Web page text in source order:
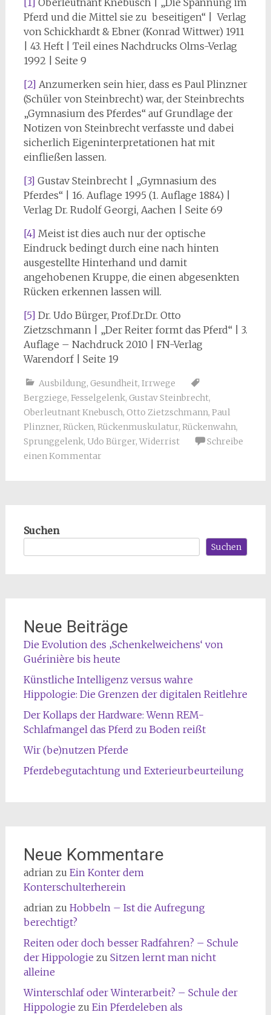
Pferd und die Mittel sie zu beseitigen“ | Verlag
von Schickhardt & Ebner (Konrad Wittwer) 1911
| 43. Heft | Teil eines Nachdrucks Olms-Verlag
1992 | Seite 9
[2] Anzumerken sein hier, dass es Paul Plinzner
(Schüler von Steinbrecht) war, der Steinbrechts
„Gymnasium des Pferdes“ auf Grundlage der
Notizen von Steinbrecht verfasste und dabei
sicherlich Eigeninterpretationen hat mit
einfließen lassen.
[3] Gustav Steinbrecht | „Gymnasium des
Pferdes“ | 16. Auflage 1995 (1. Auflage 1884) |
Verlag Dr. Rudolf Georgi, Aachen | Seite 69
[4] Meist ist dies auch nur der optische
Eindruck bedingt durch eine nach hinten
ausgestellte Hinterhand und damit
angehobenen Kruppe, die einen abgesenkten
Rücken erkennen lassen will.
[5] Dr. Udo Bürger, Prof.Dr.Dr. Otto
Zietzschmann | „Der Reiter formt das Pferd“ | 3.
Auflage – Nachdruck 2010 | FN-Verlag
Warendorf | Seite 19
Ausbildung, Gesundheit, Irrwege
Bergziege, Fesselgelenk, Gustav Steinbrecht,
Oberleutnant Knebusch, Otto Zietzschmann, Paul
Plinzner, Rücken, Rückenmuskulatur, Rückenwahn,
Sprunggelenk, Udo Bürger, Widerrist
Schreibe
einen Kommentar
Suchen
Suchen
Neue Beiträge
Die Evolution des ‚Schenkelweichens‘ von
Guérinière bis heute
Künstliche Intelligenz versus wahre
Hippologie: Die Grenzen der digitalen Reitlehre
Der Kollaps der Hardware: Wenn REM-
Schlafmangel das Pferd zu Boden reißt
Wir (be)nutzen Pferde
Pferdebegutachtung und Exterieurbeurteilung
Neue Kommentare
adrianzu Ein Konter dem
Konterschulterherein
adrianzu Hobbeln – Ist die Aufregung
berechtigt?
Reiten oder doch besser Radfahren? – Schule
der Hippologie zu Sitzen lernt man nicht
alleine
Winterschlaf oder Winterarbeit? – Schule der
Hippologie zu Ein Pferdeleben als